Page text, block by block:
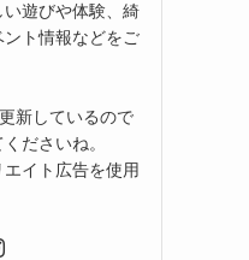
遊びや体験、綺
ト情報などをご
新しているので
ださいね。
イト広告を使用